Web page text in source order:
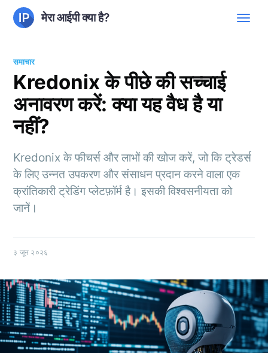
मेरा आईपी क्या है?
समाचार
Kredonix के पीछे की सच्चाई
अनावरण करें: क्या यह वैध है या
नहीं?
Kredonix के फीचर्स और लाभों की खोज करें, जो कि ट्रेडर्स
के लिए उन्नत उपकरण और संसाधन प्रदान करने वाला एक
क्रांतिकारी ट्रेडिंग प्लेटफ़ॉर्म है। इसकी विश्वसनीयता को
जानें।
३ जून २०२६